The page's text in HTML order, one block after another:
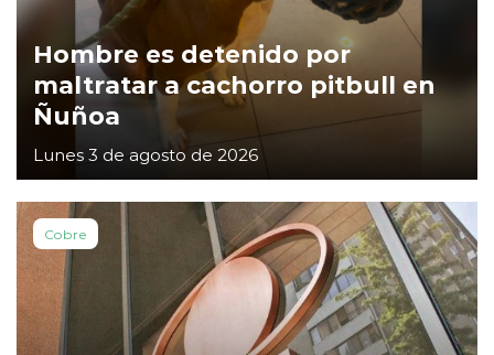
Hombre es detenido por
maltratar a cachorro pitbull en
Ñuñoa
Lunes 3 de agosto de 2026
Cobre